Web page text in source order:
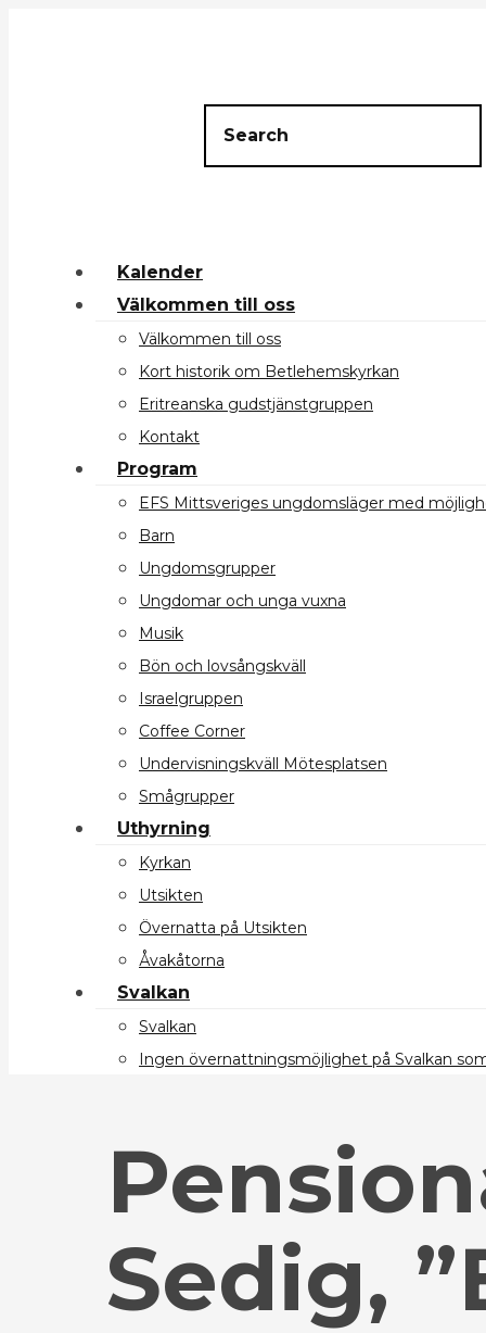
Kalender
Välkommen till oss
Välkommen till oss
Kort historik om Betlehemskyrkan
Eritreanska gudstjänstgruppen
Kontakt
Program
EFS Mittsveriges ungdomsläger med
Barn
Ungdomsgrupper
Ungdomar och unga vuxna
Musik
Bön och lovsångskväll
Israelgruppen
Coffee Corner
Undervisningskväll Mötesplatsen
Smågrupper
Uthyrning
Kyrkan
Utsikten
Övernatta på Utsikten
Åvakåtorna
Svalkan
Svalkan
Ingen övernattningsmöjlighet på Svalkan
Sedig,